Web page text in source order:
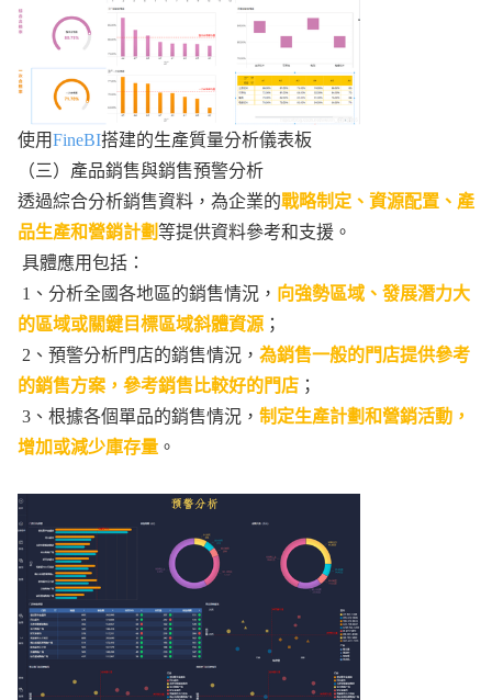
使用FineBI搭建的生產質量分析儀表板
（三）產品銷售與銷售預警分析
透過綜合分析銷售資料，為企業的戰略制定、資源配置、產
品生產和營銷計劃等提供資料參考和支援。
具體應用包括：
1、分析全國各地區的銷售情況， 向強勢區域、發展潛力大
的區域或關鍵目標區域斜體資源 ；
2、預警分析門店的銷售情況， 為銷售一般的門店提供參考
的銷售方案，參考銷售比較好的門店 ；
3、根據各個單品的銷售情況， 制定生產計劃和營銷活動，
增加或減少庫存量 。